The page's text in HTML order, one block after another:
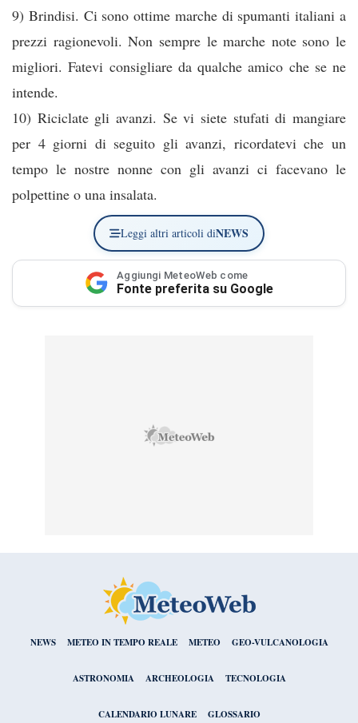
9) Brindisi. Ci sono ottime marche di spumanti italiani a
prezzi ragionevoli. Non sempre le marche note sono le
migliori. Fatevi consigliare da qualche amico che se ne
intende.
10) Riciclate gli avanzi. Se vi siete stufati di mangiare
per 4 giorni di seguito gli avanzi, ricordatevi che un
tempo le nostre nonne con gli avanzi ci facevano le
polpettine o una insalata.
Leggi altri articoli diNEWS
Aggiungi MeteoWeb come
Fonte preferita su Google
NEWS METEO IN TEMPO REALE METEO GEO-VULCANOLOGIA
ASTRONOMIA ARCHEOLOGIA TECNOLOGIA
CALENDARIO LUNARE GLOSSARIO